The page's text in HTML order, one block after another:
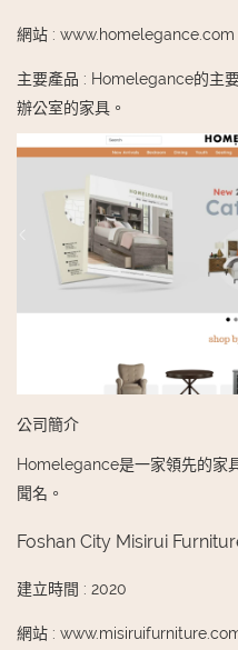
網站 : www.homelegance.com
主要產品 : Homelegance的主
辦公室的家具。
公司簡介
Homelegance是一家領先的家
聞名。
Foshan City Misirui
建立時間 : 2020
網站 :